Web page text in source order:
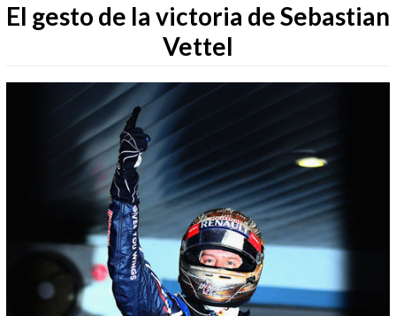
El gesto de la victoria de Sebastian
Vettel